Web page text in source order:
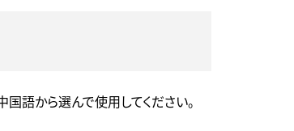
語から選んで使用してください。